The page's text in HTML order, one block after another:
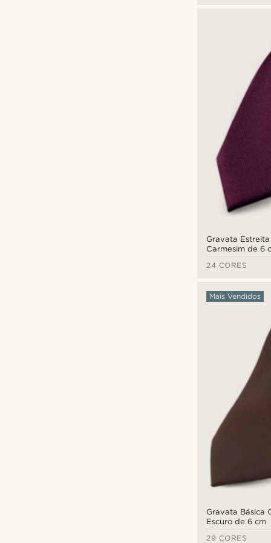
Gravata
Carmesim de 6
24 CORES
Gravata Básica
Escuro de 6 cm
Mais Vendidos
29 CORES